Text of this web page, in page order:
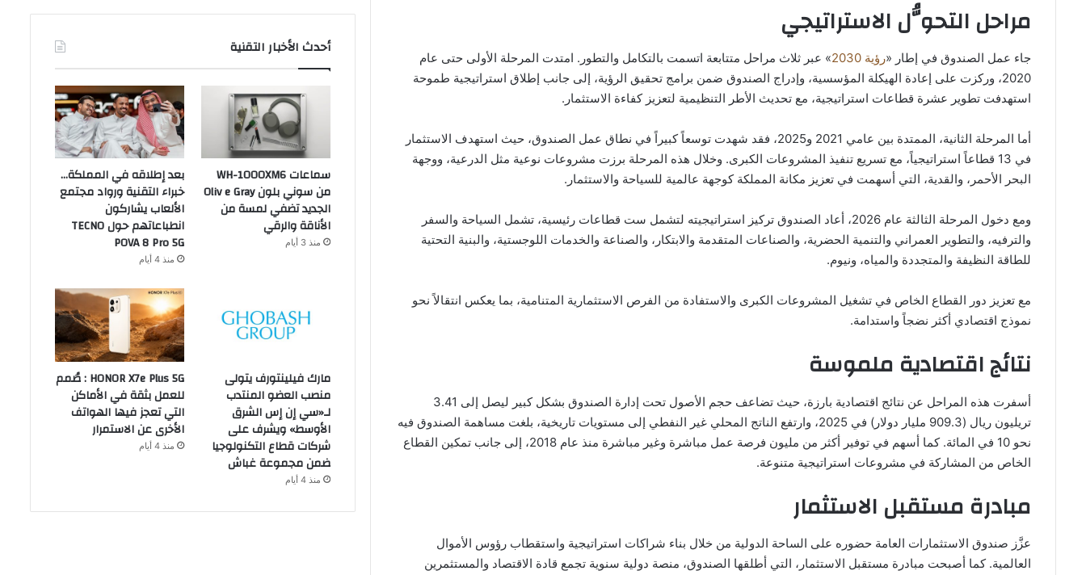
مراحل التحوُّل الاستراتيجي
جاء عمل الصندوق في إطار «رؤية 2030
» عبر ثلاث مراحل متتابعة اتسمت بالتكامل والتطور. امتدت المرحلة الأولى حتى عام
2020، وركزت على إعادة الهيكلة المؤسسية، وإدراج الصندوق ضمن برامج تحقيق الرؤية، إلى جانب إطلاق استراتيجية طموحة
استهدفت تطوير عشرة قطاعات استراتيجية، مع تحديث الأطر التنظيمية لتعزيز كفاءة الاستثمار.
أما المرحلة الثانية، الممتدة بين عامي 2021 و2025، فقد شهدت توسعاً كبيراً في نطاق عمل الصندوق، حيث استهدف الاستثمار
في 13 قطاعاً استراتيجياً، مع تسريع تنفيذ المشروعات الكبرى. وخلال هذه المرحلة برزت مشروعات نوعية مثل الدرعية، ووجهة
البحر الأحمر، والقدية، التي أسهمت في تعزيز مكانة المملكة كوجهة عالمية للسياحة والاستثمار.
ومع دخول المرحلة الثالثة عام 2026، أعاد الصندوق تركيز استراتيجيته لتشمل ست قطاعات رئيسية، تشمل السياحة والسفر
والترفيه، ⁠والتطوير العمراني ​والتنمية الحضرية، والصناعات المتقدمة والابتكار، والصناعة والخدمات اللوجستية، والبنية التحتية ​
للطاقة النظيفة والمتجددة والمياه، ونيوم.
مع تعزيز دور القطاع الخاص في تشغيل المشروعات الكبرى والاستفادة من الفرص الاستثمارية المتنامية، بما يعكس انتقالاً نحو
نموذج اقتصادي أكثر نضجاً واستدامة.
نتائج اقتصادية ملموسة
أسفرت هذه المراحل عن نتائج اقتصادية بارزة، حيث تضاعف حجم الأصول تحت إدارة الصندوق بشكل كبير ليصل إلى 3.41
تريليون ريال (909.3 مليار دولار) في 2025، وارتفع الناتج المحلي غير النفطي إلى مستويات تاريخية، بلغت مساهمة الصندوق فيه
نحو 10 في المائة. كما أسهم في توفير أكثر من مليون فرصة عمل مباشرة وغير مباشرة منذ عام 2018، إلى جانب تمكين القطاع
الخاص من المشاركة في مشروعات استراتيجية متنوعة.
مبادرة مستقبل الاستثمار
عزَّز صندوق الاستثمارات العامة حضوره على الساحة الدولية من خلال بناء شراكات استراتيجية واستقطاب رؤوس الأموال
العالمية. كما أصبحت مبادرة مستقبل الاستثمار، التي أطلقها الصندوق، منصة دولية سنوية تجمع قادة الاقتصاد والمستثمرين
أحدث الأخبار التقنية
سماعات WH-1000XM6
من سوني بلون Oliv e Gray
الجديد تضفي لمسة من
الأناقة والرقي
منذ 3 أيام
بعد إطلاقه في المملكة…
خبراء التقنية ورواد مجتمع
الألعاب يشاركون
انطباعاتهم حول TECNO
POVA 8 Pro 5G
منذ 4 أيام
مارك فيلينتورف يتولى
منصب العضو المنتدب
لـ«سي إن إس الشرق
الأوسط» ويشرف على
شركات قطاع التكنولوجيا
ضمن مجموعة غباش
منذ 4 أيام
HONOR X7e Plus 5G : صُمم
للعمل بثقة في الأماكن
التي تعجز فيها الهواتف
الأخرى عن الاستمرار
منذ 4 أيام